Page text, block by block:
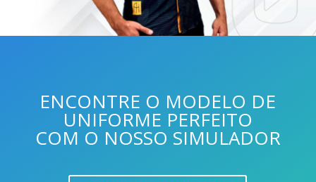
ENCONTRE O MODELO DE
UNIFORME PERFEITO
COM O NOSSO SIMULADOR